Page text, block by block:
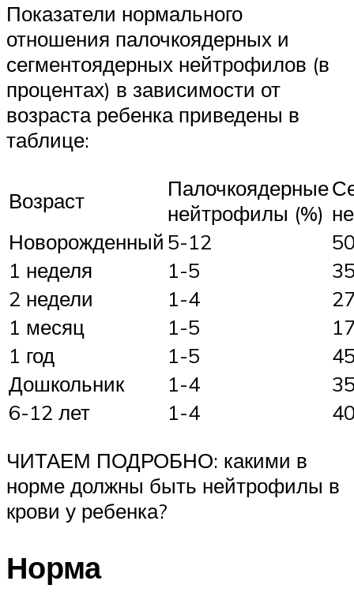
Показатели нормального
отношения палочкоядерных и
сегментоядерных нейтрофилов (в
процентах) в зависимости от
возраста ребенка приведены в
таблице:
Возраст
Палочкоядерные
нейтрофилы (%)
Новорожденный 5-12
1 неделя
1-5
2 недели
1-4
1 месяц
1-5
1 год
1-5
Дошкольник
1-4
6-12 лет
1-4
ЧИТАЕМ ПОДРОБНО: какими в
норме должны быть нейтрофилы в
крови у ребенка?
Норма